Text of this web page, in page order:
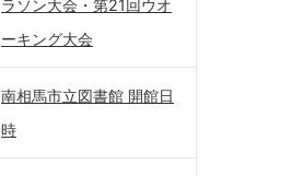
ラソン大会・第21回ウオ
ーキング大会
南相馬市立図書館 開館日
時